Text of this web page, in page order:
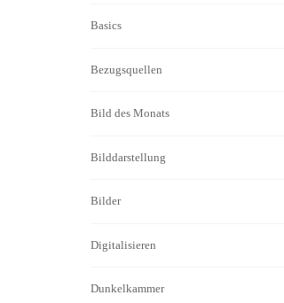
Basics
Bezugsquellen
Bild des Monats
Bilddarstellung
Bilder
Digitalisieren
Dunkelkammer